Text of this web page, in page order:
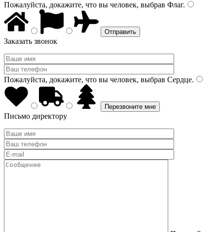
Пожалуйста, докажите, что вы человек, выбрав Флаг.
Заказать звонок
Пожалуйста, докажите, что вы человек, выбрав Сердце.
Письмо директору